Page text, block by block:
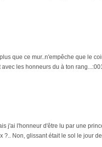
que ce mur..n'empêche que le
les honneurs du à ton
j'ai l'honneur d'être lu par une
Non, glissant était le sol le jour de